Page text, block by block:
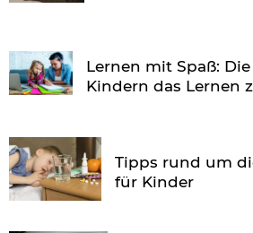
Lernen mit Spaß:
Kindern das Lernen
Tipps rund um
für Kinder